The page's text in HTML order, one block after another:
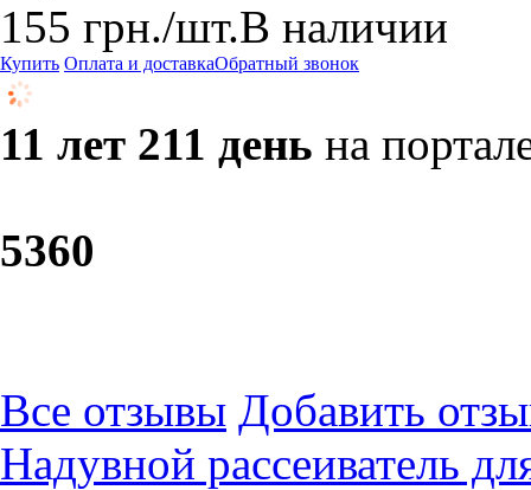
155 грн./шт.В наличии
Купить Оплата и доставкаОбратный звонок
11 лет 211 день на
5360
Все отзывы Добавить
Надувной рассеиватель